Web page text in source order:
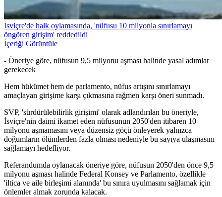
İsviçre'de halk oylamasında, 'nüfusu 10 milyonla sınırlamayı
öngören girişim' reddedildi
İçeriği Görüntüle
- Öneriye göre, nüfusun 9,5 milyonu aşması halinde yasal adımlar
gerekecek
Hem hükümet hem de parlamento, nüfus artışını sınırlamayı
amaçlayan girişime karşı çıkmasına rağmen karşı öneri sunmadı.
SVP, 'sürdürülebilirlik girişimi' olarak adlandırılan bu öneriyle,
İsviçre'nin daimi ikamet eden nüfusunun 2050'den itibaren 10
milyonu aşmamasını veya düzensiz göçü önleyerek yalnızca
doğumların ölümlerden fazla olması nedeniyle bu sayıya ulaşmasını
sağlamayı hedefliyor.
Referandumda oylanacak öneriye göre, nüfusun 2050'den önce 9,5
milyonu aşması halinde Federal Konsey ve Parlamento, özellikle
'iltica ve aile birleşimi alanında' bu sınıra uyulmasını sağlamak için
önlemler almak zorunda kalacak.